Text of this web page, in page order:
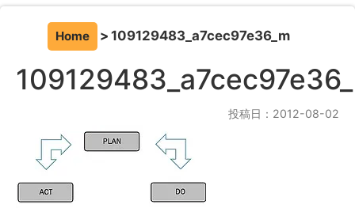
Home 109129483_a7cec97e36_m
投稿日：2012-08-02